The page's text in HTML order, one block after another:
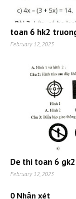
toan 6 hk2
February 12, 2023
De thi toan 6
February 12, 2023
0 Nhận xét